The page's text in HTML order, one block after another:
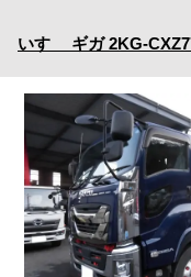
いすゞ ギガ 2KG-